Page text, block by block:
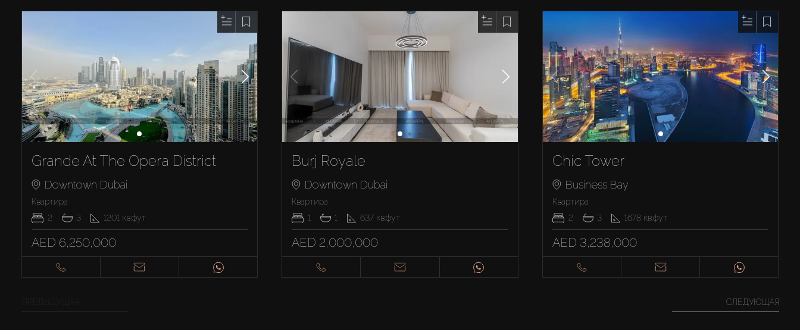
Grande At The Opera District
Downtown Dubai
Квартира
2
3 1201 кв.фут
AED 6,250,000
Burj Royale
Downtown Dubai
Квартира
1
1 637 кв.фут
AED 2,000,000
Chic Tower
Business Bay
Квартира
2
3 1678 кв.фут
AED 3,238,000
СЛЕДУЮЩАЯ